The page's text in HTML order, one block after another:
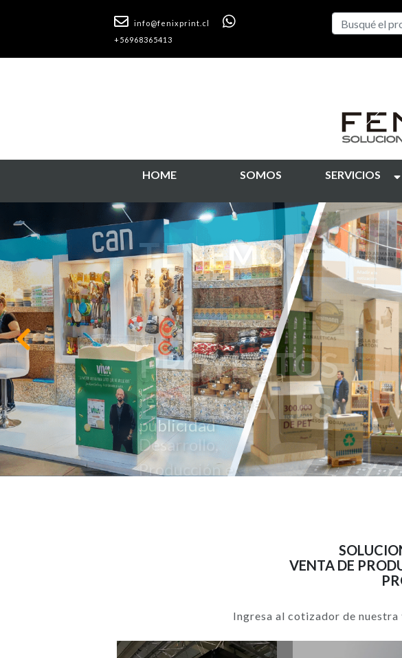
info@fenixprint.cl
+56968365413
HOME SOMOS SERVICIOS
PROYECTOS
ESPECIALES
Desarrollo,
Producción e
implementación.
Anterior
VENTA DE
Ingresa al cotizador de